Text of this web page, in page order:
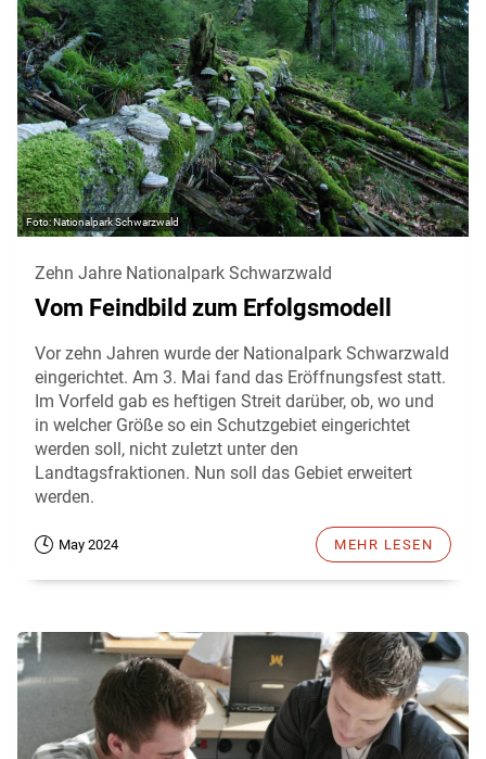
Nationalpark Schwarzwald
Zehn Jahre Nationalpark Schwarzwald
Vom Feindbild zum Erfolgsmodell
Vor zehn Jahren wurde der Nationalpark Schwarzwald
eingerichtet. Am 3. Mai fand das Eröffnungsfest statt.
Im Vorfeld gab es heftigen Streit darüber, ob, wo und
in welcher Größe so ein Schutzgebiet eingerichtet
werden soll, nicht zuletzt unter den
Landtagsfraktionen. Nun soll das Gebiet erweitert
werden.
May 2024 MEHR LESEN